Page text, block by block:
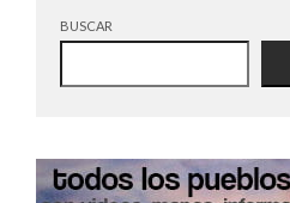
BUSCAR